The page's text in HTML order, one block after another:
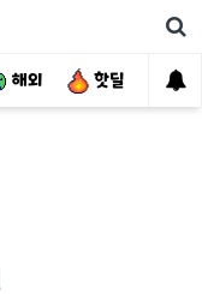
해외 핫딜 자